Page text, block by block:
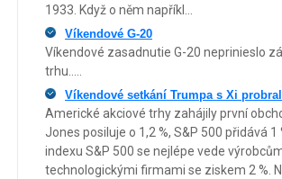
1933. Když o něm napříkl...
Víkendové G-20
Víkendové zasadnutie G-20 neprinieslo
trhu.....
Víkendové setkání Trumpa s Xi
Americké akciové trhy zahájily první
Jones posiluje o 1,2 %, S&P 500 přidává
indexu S&P 500 se nejlépe vede
technologickými firmami se ziskem 2 %.